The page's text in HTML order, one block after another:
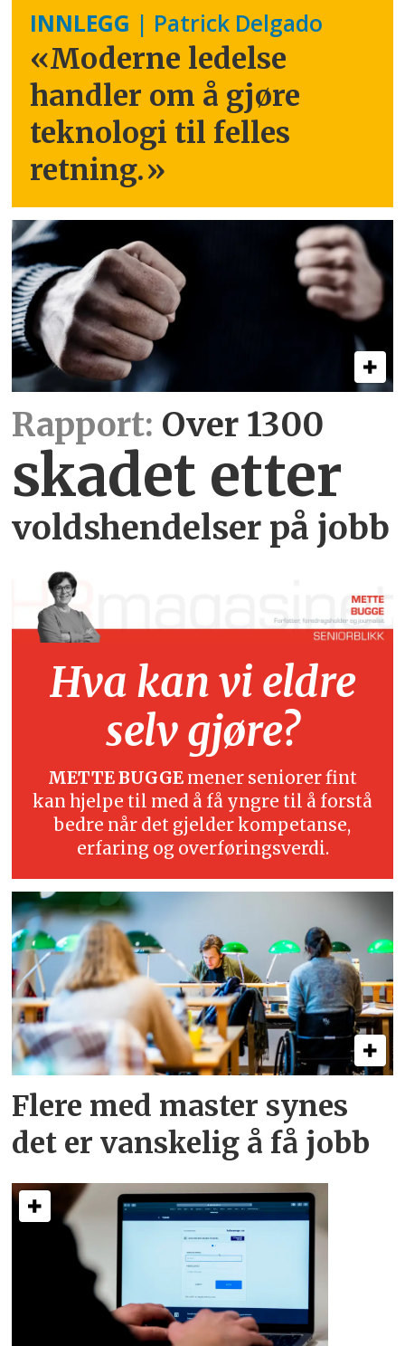
INNLEGG | Patrick Delgado
«Moderne ledelse
handler om å gjøre
teknologi til felles
retning.»
Rapport: Over 1300
skadet etter
voldshendelser på jobb
Hva kan vi eldre
selv gjøre?
METTE BUGGE mener seniorer fint
kan hjelpe til med å få yngre til å forstå
bedre når det gjelder kompetanse,
erfaring og overføringsverdi.
Flere med master synes
det er vanskelig å få jobb